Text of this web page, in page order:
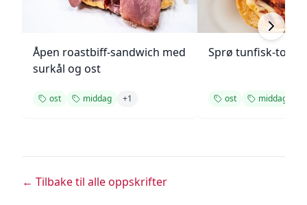
Åpen roastbiff-sandwich med
surkål og ost
ost middag +1
Sprø tunfisk-
ost middag
← Tilbake til alle oppskrifter